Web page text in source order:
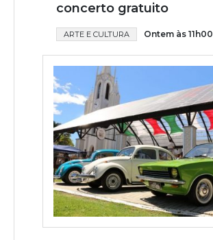
concerto gratuito
ARTE E CULTURA Ontem às 11h00